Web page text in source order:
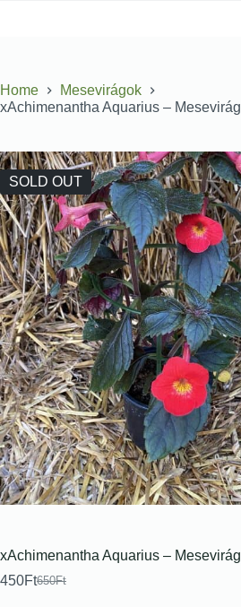
Home
Mesevirágok
xAchimenantha Aquarius – Mesevirág
SOLD OUT
xAchimenantha Aquarius – Mesevirág
650Ft
450Ft